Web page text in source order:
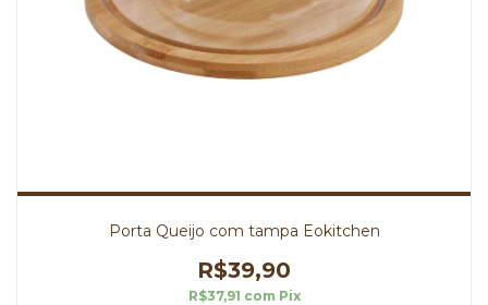
Porta Queijo com tampa Eokitchen
R$39,90
R$37,91 com Pix